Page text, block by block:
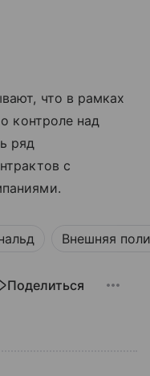
что в рамках
контроле над
ряд
с
Внешняя
Поделиться